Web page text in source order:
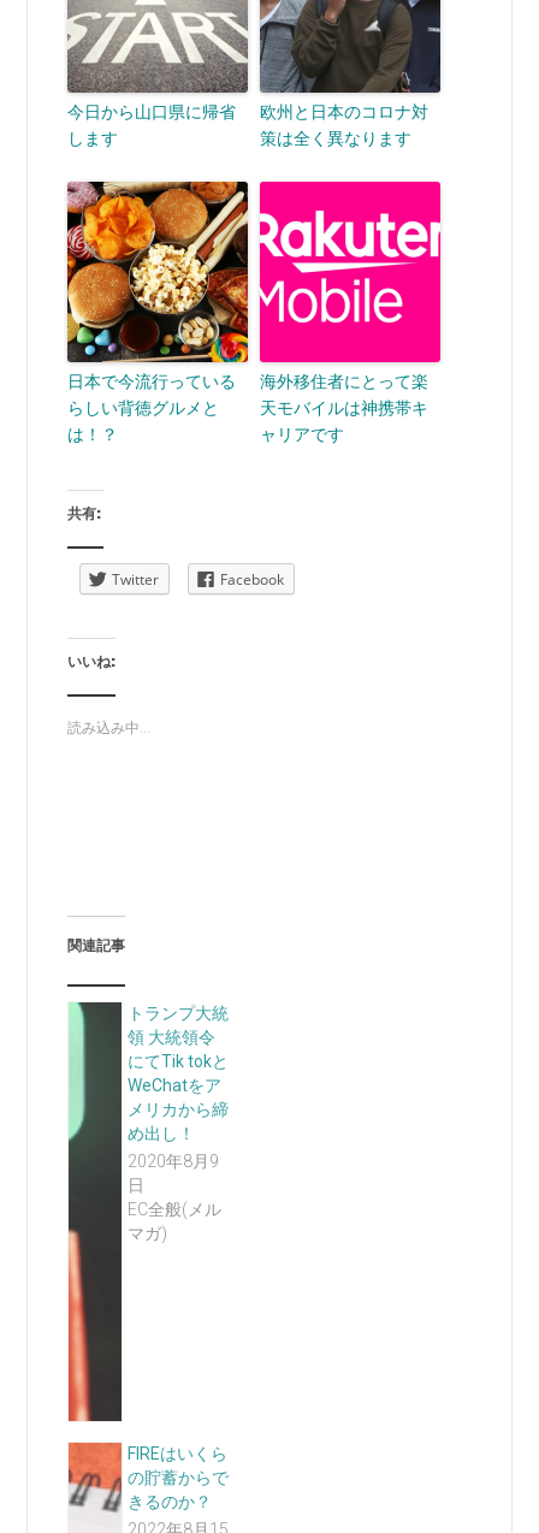
今日から山口県に帰省
します
欧州と日本のコロナ対
策は全く異なります
日本で今流行っている
らしい背徳グルメと
は！？
海外移住者にとって楽
天モバイルは神携帯キ
ャリアです
共有:
Twitter Facebook
いいね:
読み込み中...
関連記事
トランプ大統
領 大統領令
にてTik tokと
WeChatをア
メリカから締
め出し！
2020年8月9
日
EC全般(メル
マガ)
FIREはいくら
の貯蓄からで
きるのか？